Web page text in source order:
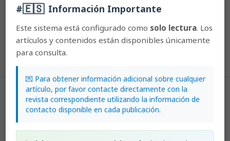
Issue
2005: Lankesteriana: Volumen 5, Número 1
Articles
License
Costa Rica, all the papers published by Lankesteriana are licensed
#🇪🇸 Información Importante
Este sistema está configurado como solo lectura. Los
artículos y contenidos están disponibles únicamente
para consulta.
💌 Para obtener información adicional sobre cualquier
artículo, por favor contacte directamente con la
revista correspondiente utilizando la información de
contacto disponible en cada publicación.